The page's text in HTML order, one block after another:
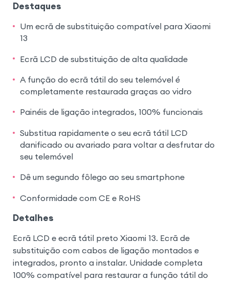
Destaques
Um ecrã de substituição compatível para Xiaomi
13
Ecrã LCD de substituição de alta qualidade
A função do ecrã tátil do seu telemóvel é
completamente restaurada graças ao vidro
Painéis de ligação integrados, 100% funcionais
Substitua rapidamente o seu ecrã tátil LCD
danificado ou avariado para voltar a desfrutar do
seu telemóvel
Dê um segundo fôlego ao seu smartphone
Conformidade com CE e RoHS
Detalhes
Ecrã LCD e ecrã tátil preto Xiaomi 13. Ecrã de
substituição com cabos de ligação montados e
integrados, pronto a instalar. Unidade completa
100% compatível para restaurar a função tátil do